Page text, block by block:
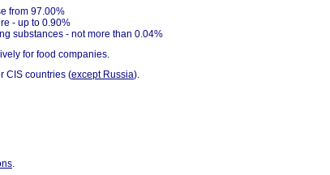
from 97.00%
- up to 0.90%
substances - not more than 0.04%
for food companies.
CIS countries (except Russia).
.